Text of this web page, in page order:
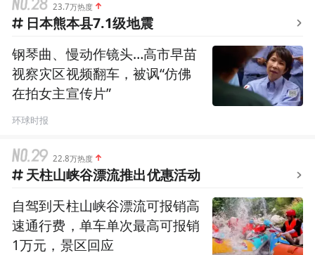
23.7万热度
日本熊本县7.1级地震
钢琴曲、慢动作镜头…高市早苗
视察灾区视频翻车，被讽“仿佛
在拍女主宣传片”
环球时报
22.8万热度
天柱山峡谷漂流推出优惠活动
自驾到天柱山峡谷漂流可报销高
速通行费，单车单次最高可报销
1万元，景区回应